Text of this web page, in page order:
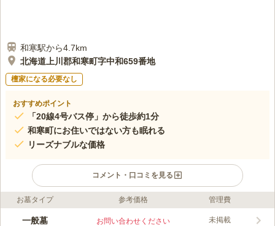
和寒駅から4.7km
北海道上川郡和寒町字中和659番地
檀家になる必要なし
おすすめポイント
「20線4号バス停」から徒歩約1分
和寒町にお住いではない方も眠れる
リーズナブルな価格
コメント・口コミを見る
ライフドット編集部のコメント
レジャースポットに近い町営墓地です。 「三笠山自然公園」や
お墓タイプ 参考価格 管理費
一般墓 お問い合わせください 未掲載